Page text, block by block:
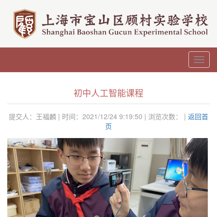
初中人工智能课程
提交人：王福麟 | 时间：2021/12/24 9:19:50 | 浏览次数： | 返回首
页